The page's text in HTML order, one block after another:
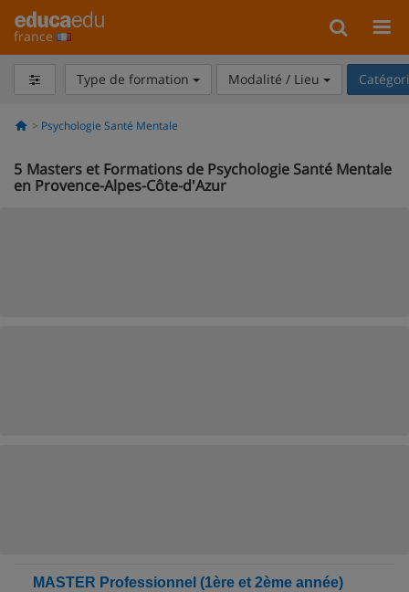
france
Type de formation Modalité / Lieu
Psychologie Santé Mentale
5 Masters et Formations de Psychologie Santé Mentale
en Provence-Alpes-Côte-d'Azur
MASTER Professionnel (1ère et 2ème année)